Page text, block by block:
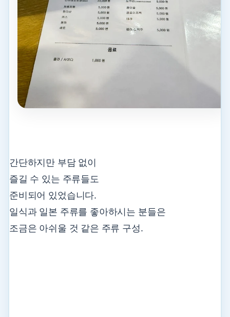
간단하지만 부담 없이
즐길 수 있는 주류들도
준비되어 있었습니다.
일식과 일본 주류를 좋아하시는 분들은
조금은 아쉬울 것 같은 주류 구성.